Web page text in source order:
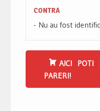
CONTRA
Nu au fost
AICI POTI
PARERI!